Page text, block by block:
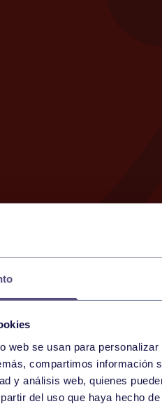
web se usan para
compartimos información
y análisis web, quienes
del uso que haya hecho
26 SUNDAY
NOVEMBER